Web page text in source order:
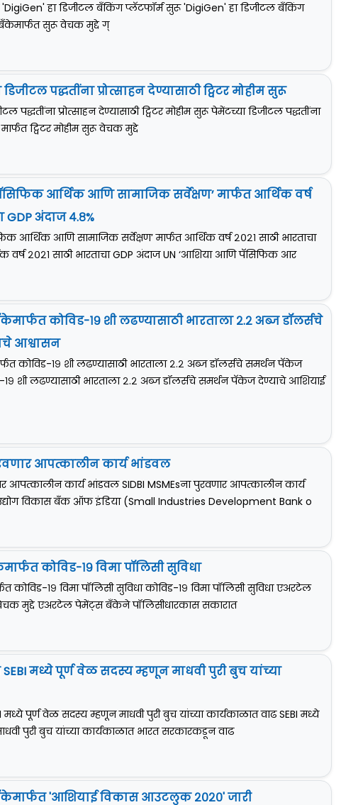
हा डिजीटल बँकिंग प्लॅटफॉर्म सुरू 'DigiGen' हा डिजीटल बँकिंग
सुरू वेचक मुद्दे ग्
पद्धतींना प्रोत्साहन देण्यासाठी ट्विटर मोहीम सुरू
पद्धतींना प्रोत्साहन देण्यासाठी ट्विटर मोहीम सुरू पेमेंटच्या डिजीटल पद्धतींना
मार्फत ट्विटर मोहीम सुरू वेचक मुद्दे
आर्थिक आणि सामाजिक सर्वेक्षण’ मार्फत आर्थिक वर्ष
GDP अंदाज ४.८%
आर्थिक आणि सामाजिक सर्वेक्षण’ मार्फत आर्थिक वर्ष २०२१ साठी भारताचा
वर्ष २०२१ साठी भारताचा GDP अंदाज UN ‘आशिया आणि पॅसिफिक आर
कोविड-१९ शी लढण्यासाठी भारताला २.२ अब्ज डॉलर्सचे
आश्वासन
कोविड-१९ शी लढण्यासाठी भारताला २.२ अब्ज डॉलर्सचे समर्थन पॅकेज
शी लढण्यासाठी भारताला २.२ अब्ज डॉलर्सचे समर्थन पॅकेज देण्याचे आशियाई
आपत्कालीन कार्य भांडवल
आपत्कालीन कार्य भांडवल SIDBI MSMEsना पुरवणार आपत्कालीन कार्य
विकास बँक ऑफ इंडिया (Small Industries Development Bank o
कोविड-१९ विमा पॉलिसी सुविधा
१९ विमा पॉलिसी सुविधा कोविड-१९ विमा पॉलिसी सुविधा एअरटेल
मुद्दे एअरटेल पेमेंट्स बँकेने पॉलिसीधारकास सकारात
मध्ये पूर्ण वेळ सदस्य म्हणून माधवी पुरी बुच यांच्या
पूर्ण वेळ सदस्य म्हणून माधवी पुरी बुच यांच्या कार्यकाळात वाढ SEBI मध्ये
पुरी बुच यांच्या कार्यकाळात भारत सरकारकडून वाढ
'आशियाई विकास आउटलुक २०२०' जारी